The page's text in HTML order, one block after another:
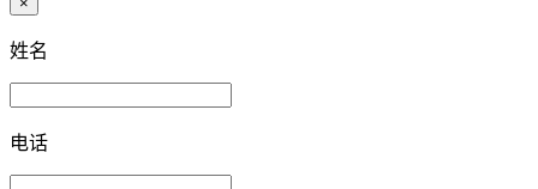
姓名
电话